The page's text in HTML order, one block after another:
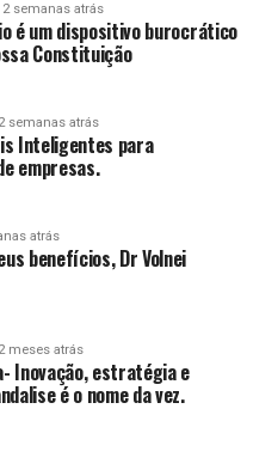
2 semanas atrás
é um dispositivo burocrático
Constituição
2 semanas atrás
Inteligentes para
empresas.
atrás
benefícios, Dr Volnei
2 meses atrás
Inovação, estratégia e
é o nome da vez.